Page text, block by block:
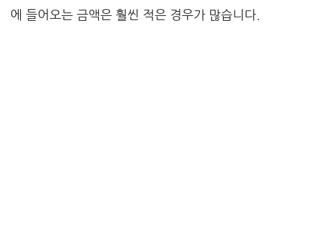
에 들어오는 금액은 훨씬 적은 경우가 많습니다.